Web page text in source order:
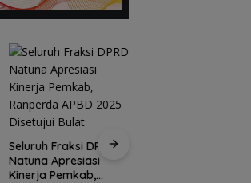
Seluruh Fraksi DPRD
Natuna Apresiasi
Kinerja Pemkab,